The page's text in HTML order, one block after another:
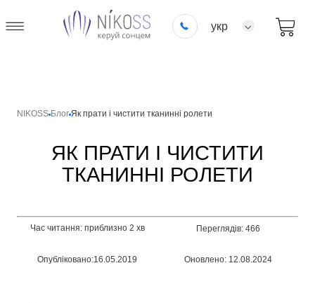
укр
NIKOSS Блог Як прати і чистити тканинні ролети
ЯК ПРАТИ І ЧИСТИТИ
ТКАНИННІ РОЛЕТИ
Час читання: приблизно 2 хв Переглядів: 466
Опубліковано:16.05.2019 Оновлено: 12.08.2024